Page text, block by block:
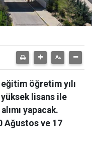
öğretim yılı
lisans ile
yapacak.
Ağustos ve 17